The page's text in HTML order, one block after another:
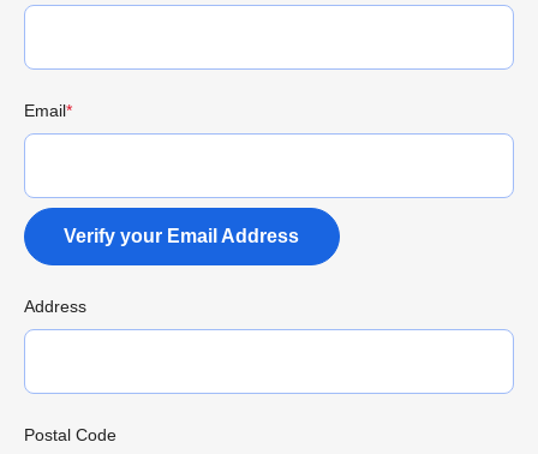
Email*
Verify your Email Address
Address
Postal Code